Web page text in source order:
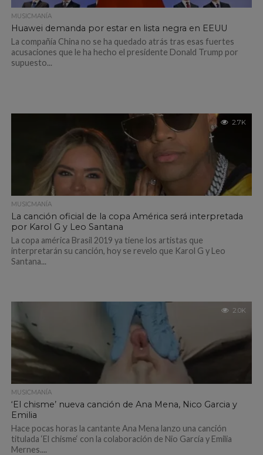
MUSICMANÍA
Huawei demanda por estar en lista negra en EEUU
La compañía China no se ha quedado atrás tras esas fuertes
acusaciones que le ha hecho el presidente Donald Trump por
supuesto...
2.7K
MUSICMANÍA
La canción oficial de la copa América será interpretada
por Karol G y Leo Santana
La copa américa Brasil 2019 ya tiene los artistas que
interpretarán su canción, hoy se revelo que Karol G y Leo
Santana...
2.0K
MUSICMANÍA
‘El chisme’ nueva canción de Ana Mena, Nico Garcia y
Emilia
Hace pocas horas la cantante Ana Mena lanzo una canción
titulada ‘El chisme‘ con la colaboración de Nio García y Emilia
Mernes....